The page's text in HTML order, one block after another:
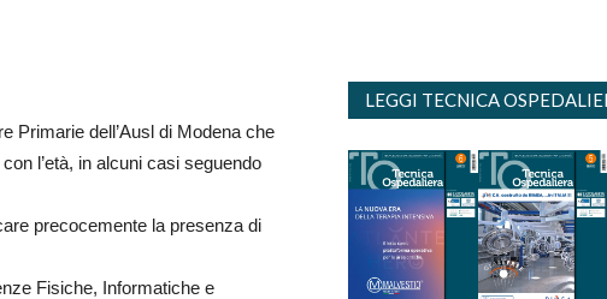
Primarie dell’Ausl di Modena che
l’età, in alcuni casi seguendo
precocemente la presenza di
Fisiche, Informatiche e
LEGGI TECNICA